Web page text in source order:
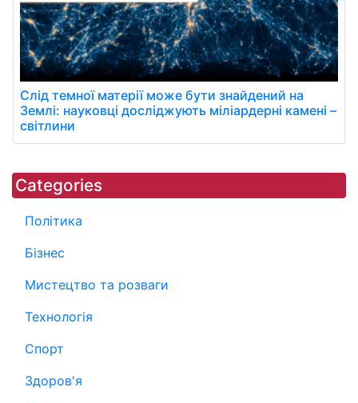
Слід темної матерії може бути знайдений на
Землі: науковці досліджують міліардерні камені –
світлини
Categories
Політика
Бізнес
Мистецтво та розваги
Технологія
Спорт
Здоров'я